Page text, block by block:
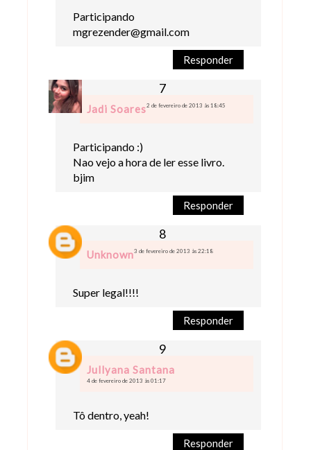
Participando
mgrezender@gmail.com
Responder
Jadi Soares2 de fevereiro de 2013 às 18:45
Participando :)
Nao vejo a hora de ler esse livro.
bjim
Responder
Unknown3 de fevereiro de 2013 às 22:18
Super legal!!!!
Responder
Jullyana Santana
4 de fevereiro de 2013 às 01:17
Tô dentro, yeah!
Responder